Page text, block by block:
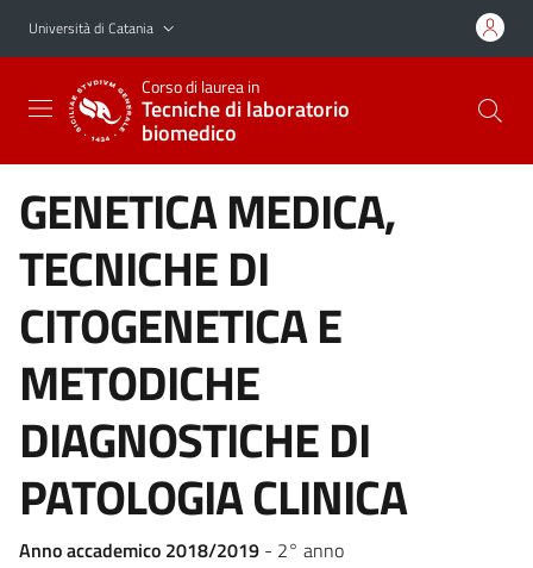
Vai al contenuto principale
Vai al menu di navigazione
Università di Catania
Corso di laurea in
Tecniche di laboratorio
biomedico
GENETICA MEDICA,
TECNICHE DI
CITOGENETICA E
METODICHE
DIAGNOSTICHE DI
PATOLOGIA CLINICA
Anno accademico 2018/2019 - 2° anno